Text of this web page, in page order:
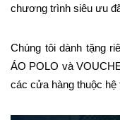
chương trình siêu ưu
Chúng tôi dành tặng
ÁO POLO và
các cửa hàng thuộc hệ